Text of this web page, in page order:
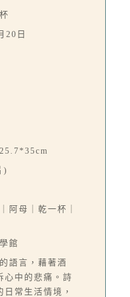
20日
25.7*35cm
)
阿母｜乾一杯｜
館
語言，藉著酒
心中的悲痛。詩
常生活情境，